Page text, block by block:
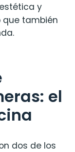
y
que también
el
dos de los